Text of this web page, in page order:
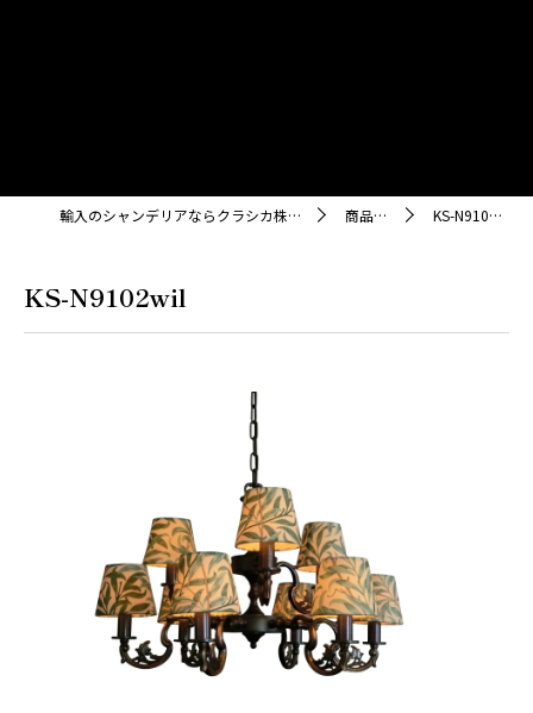
輸入のシャンデリアならクラシカ株式会社 商品紹介 KS-N9102wil
KS-N9102wil